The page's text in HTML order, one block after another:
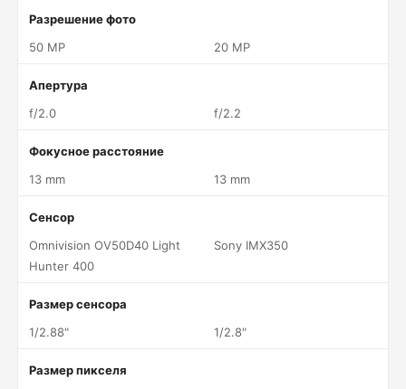
Разрешение фото
50 MP
20 MP
Апертура
f/2.0
f/2.2
Фокусное расстояние
13 mm
13 mm
Сенсор
Omnivision OV50D40 Light
Hunter 400
Sony IMX350
Размер сенсора
1/2.88"
1/2.8"
Размер пикселя